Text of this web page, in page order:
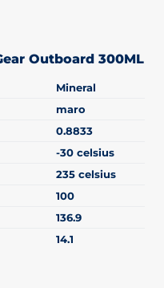
Outboard 300ML
Mineral
maro
0.8833
-30 celsius
235 celsius
100
136.9
14.1